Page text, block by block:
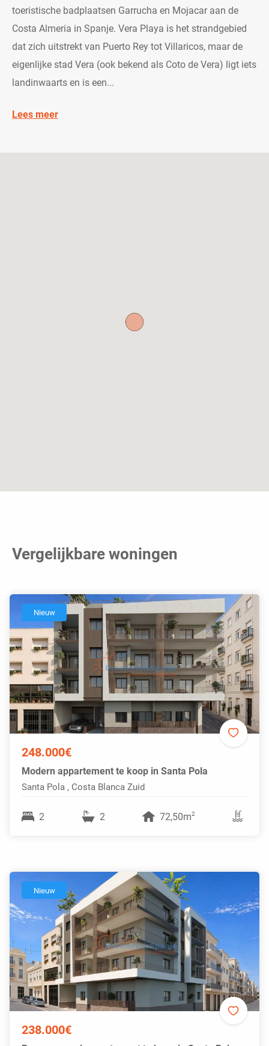
toeristische badplaatsen Garrucha en Mojacar aan de
Costa Almeria in Spanje. Vera Playa is het strandgebied
dat zich uitstrekt van Puerto Rey tot Villaricos, maar de
eigenlijke stad Vera (ook bekend als Coto de Vera) ligt iets
landinwaarts en is een...
Lees meer
Vergelijkbare woningen
Nieuw
248.000€
Modern appartement te koop in Santa Pola
Santa Pola , Costa Blanca Zuid
2 2 72,50m2
Nieuw
238.000€